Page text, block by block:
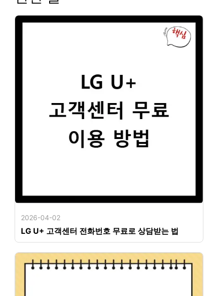
2026-04-02
LG U+ 고객센터 전화번호 무료로 상담받는 법